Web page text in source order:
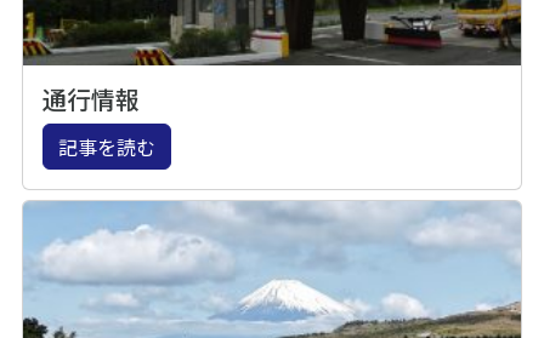
通行情報
記事を読む